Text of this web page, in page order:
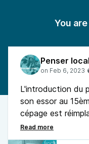
You
L'introduction du
son essor au
cépage est
l'association Le
hectolitres par